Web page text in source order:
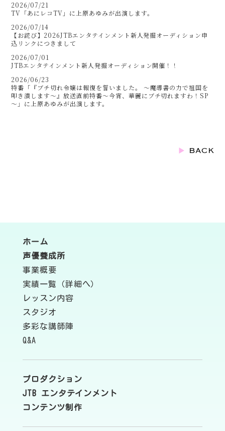
2026/07/21
TV「あにレコTV」に上原あゆみが出演します。
2026/07/14
【お詫び】2026JTBエンタテインメント新人発掘オーディション申
込リンクにつきまして
2026/07/01
JTBエンタテインメント新人発掘オーディション開催！！
2026/06/23
特番「『ブチ切れ令嬢は報復を誓いました。 ～魔導書の力で祖国を
叩き潰します～』放送直前特番～今宵、華麗にブチ切れますわ！SP
～」に上原あゆみが出演します。
ホーム
声優養成所
事業概要
実績一覧（詳細へ）
レッスン内容
スタジオ
多彩な講師陣
Q&A
プロダクション
JTB エンタテインメント
コンテンツ制作